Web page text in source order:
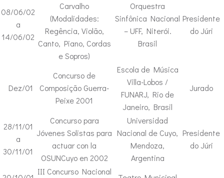
08/06/02
a
14/06/02
Carvalho
(Modalidades:
Regência, Violão,
Canto, Piano, Cordas
e Sopros)
Orquestra
Sinfônica Nacional
– UFF, Niterói.
Brasil
Presidente
do Júri
Dez/01
Concurso de
Composição Guerra-
Peixe 2001
Escola de Música
Villa-Lobos /
FUNARJ, Rio de
Janeiro, Brasil
Jurado
28/11/01
a
30/11/01
Concurso para
Jóvenes Solistas para
actuar con la
OSUNCuyo en 2002
Universidad
Nacional de Cuyo,
Mendoza,
Argentina
Presidente
do Júri
III Concurso Nacional